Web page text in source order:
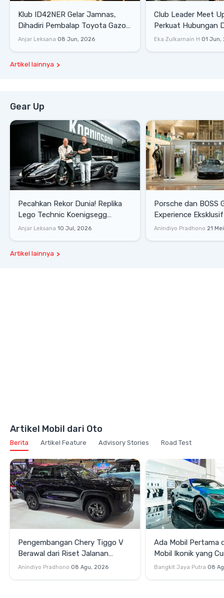
Klub ID42NER Gelar Jamnas,
Dihadiri Pembalap Toyota Gazoo
Racing
Anjar Leksana 08 Jun, 2026
Club Leader Meet
Perkuat Hubungan
Dengan Komunitas
Eka Zulkarnain H 01 Jun,
Artikel lainnya
Gear Up
Pecahkan Rekor Dunia! Replika
Lego Technic Koenigsegg
Sadair's Spear Ukuran Asli Sukses
Anjar Leksana 10 Jul, 2026
Porsche dan BOSS
Experience
Senayan, Hadirkan
Anindiyo Pradhono 21
Artikel lainnya
Artikel Mobil dari Oto
Berita Artikel Feature Advisory Stories Road Test
Pengembangan Chery Tiggo V
Berawal dari Riset Jalanan
Indonesia
Anindiyo Pradhono 08 Agu, 2026
Ada Mobil Pertama
Mobil Ikonik yang
di GIIAS 2026
Bangkit Jaya Putra 08